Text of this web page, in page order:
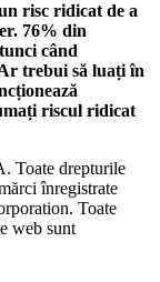
risc ridicat de a
76% din
când
trebui să luați în
riscul ridicat
Toate drepturile
înregistrate
Toate
web sunt